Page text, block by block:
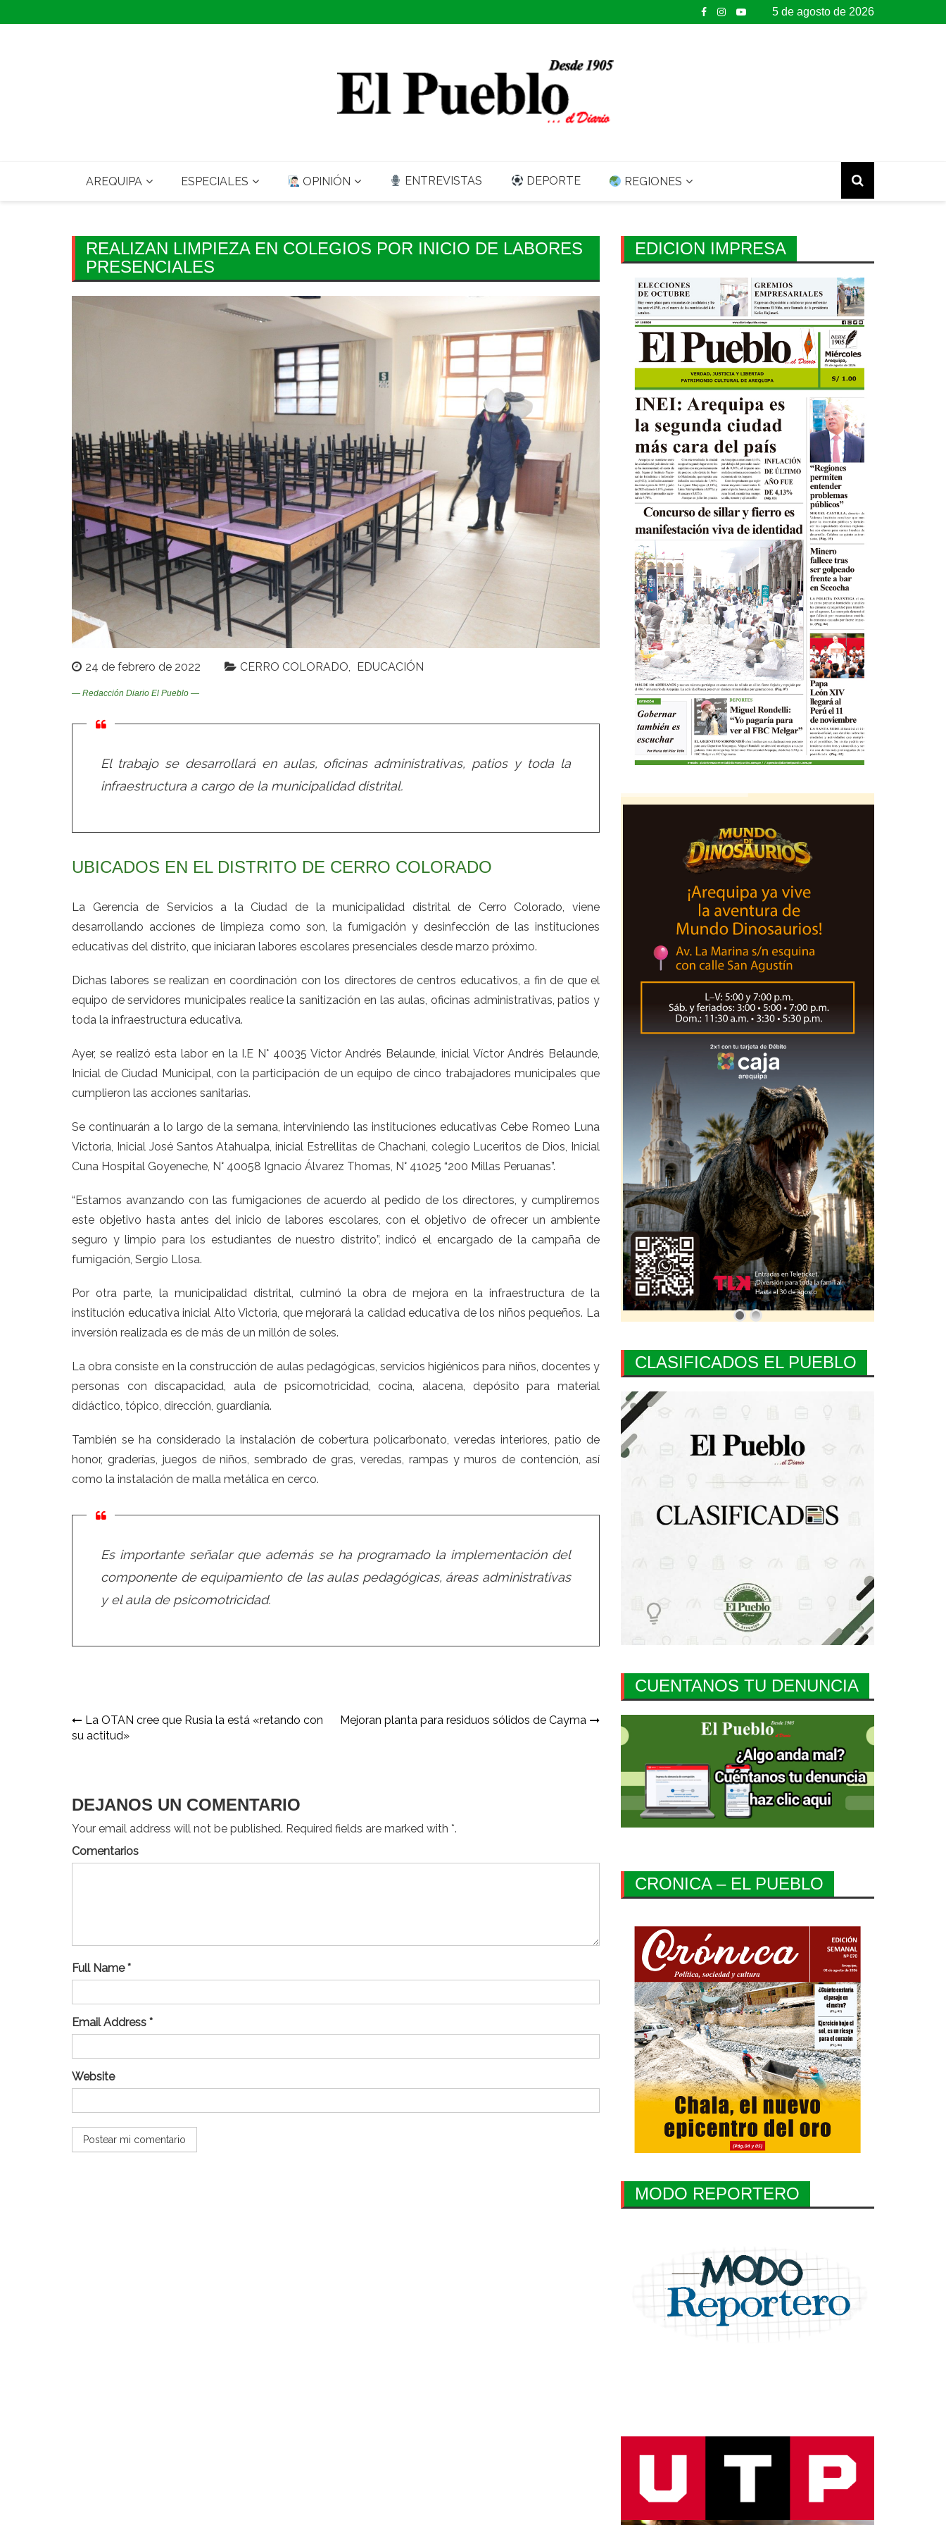
to
5 de agosto de 2026
AREQUIPA ESPECIALES OPINIÓN ENTREVISTAS DEPORTE REGIONES
REALIZAN LIMPIEZA EN COLEGIOS POR INICIO DE LABORES
PRESENCIALES
24 de febrero de 2022 CERRO COLORADO EDUCACIÓN
— Redacción Diario El Pueblo —
El trabajo se desarrollará en aulas, oficinas administrativas, patios y toda la
infraestructura a cargo de la municipalidad distrital.
UBICADOS EN EL DISTRITO DE CERRO COLORADO
La Gerencia de Servicios a la Ciudad de la municipalidad distrital de Cerro Colorado, viene
desarrollando acciones de limpieza como son, la fumigación y desinfección de las instituciones
educativas del distrito, que iniciaran labores escolares presenciales desde marzo próximo.
Dichas labores se realizan en coordinación con los directores de centros educativos, a fin de que el
equipo de servidores municipales realice la sanitización en las aulas, oficinas administrativas, patios y
toda la infraestructura educativa.
Ayer, se realizó esta labor en la I.E N° 40035 Víctor Andrés Belaunde, inicial Víctor Andrés Belaunde,
Inicial de Ciudad Municipal, con la participación de un equipo de cinco trabajadores municipales que
cumplieron las acciones sanitarias.
Se continuarán a lo largo de la semana, interviniendo las instituciones educativas Cebe Romeo Luna
Victoria, Inicial José Santos Atahualpa, inicial Estrellitas de Chachani, colegio Luceritos de Dios, Inicial
Cuna Hospital Goyeneche, N° 40058 Ignacio Álvarez Thomas, N° 41025 “200 Millas Peruanas”.
“Estamos avanzando con las fumigaciones de acuerdo al pedido de los directores, y cumpliremos
este objetivo hasta antes del inicio de labores escolares, con el objetivo de ofrecer un ambiente
seguro y limpio para los estudiantes de nuestro distrito”, indicó el encargado de la campaña de
fumigación, Sergio Llosa.
Por otra parte, la municipalidad distrital, culminó la obra de mejora en la infraestructura de la
institución educativa inicial Alto Victoria, que mejorará la calidad educativa de los niños pequeños. La
inversión realizada es de más de un millón de soles.
La obra consiste en la construcción de aulas pedagógicas, servicios higiénicos para niños, docentes y
personas con discapacidad, aula de psicomotricidad, cocina, alacena, depósito para material
didáctico, tópico, dirección, guardianía.
También se ha considerado la instalación de cobertura policarbonato, veredas interiores, patio de
honor, graderías, juegos de niños, sembrado de gras, veredas, rampas y muros de contención, así
como la instalación de malla metálica en cerco.
Es importante señalar que además se ha programado la implementación del
componente de equipamiento de las aulas pedagógicas, áreas administrativas
y el aula de psicomotricidad.
Navegación
de
La OTAN cree que Rusia la está «retando con
su actitud»
Mejoran planta para residuos sólidos de Cayma
DEJANOS UN COMENTARIO
Your email address will not be published. Required fields are marked with *.
Comentarios
Full Name *
Email Address *
Website
EDICION IMPRESA
CLASIFICADOS EL PUEBLO
CUENTANOS TU DENUNCIA
CRONICA – EL PUEBLO
MODO REPORTERO